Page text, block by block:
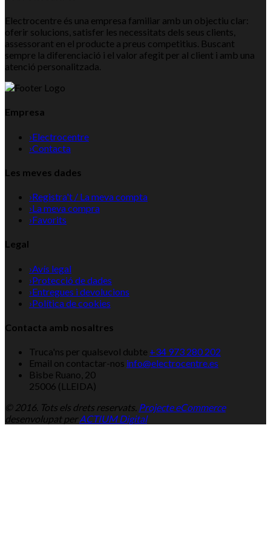
Electrocentre és una empresa familiar amb un objectiu clar:
oferir solucions, satisfer les necessitats dels seus clients,
assessorant en el producte a preus competitius. Buscant
sempre la diferenciació i el valor afegit per al client i amb una
atenció personalitzada.
Empresa
›Electrocentre
›Contacta
Les meves dades
›Registra't / La meva compta
›La meva compra
›Favorits
Legal
›Avís legal
›Protecció de dades
›Entregues i devolucions
›Política de cookies
Contacta amb nosaltres
Truca'ns per qualsevol dubte +34 973 280 202
Email on contactar-nos info@electrocentre.es
Bisbe Ruano, 20
25006 (LLEIDA)
© 2016. Tots els drets reservats. Projecte eCommerce
desenvolupat perACTIUM Digital